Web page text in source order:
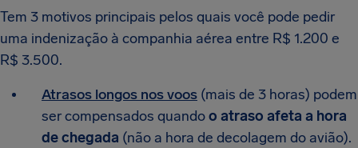
Tem 3 motivos principais pelos quais você pode pedir
uma indenização à companhia aérea entre R$ 1.200 e
R$ 3.500.
Atrasos longos nos voos (mais de 3 horas) podem
ser compensados quandoo atraso afeta a hora
de chegada (não a hora de decolagem do avião).